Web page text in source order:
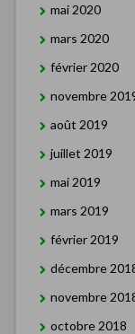
mai 2020
mars 2020
février 2020
novembre
août 2019
juillet 2019
mai 2019
mars 2019
février 2019
décembre
novembre
octobre 2018